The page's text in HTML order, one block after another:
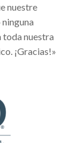
nuestre
toda nuestra
¡Gracias!»